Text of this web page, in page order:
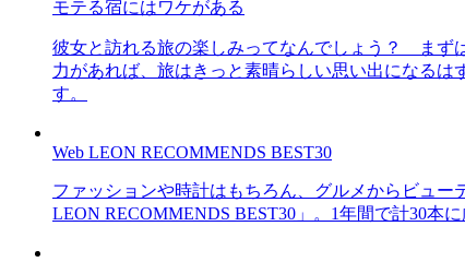
モテる宿にはワケがある
彼女と訪れる旅の楽しみってなんでしょう？ まず
力があれば、旅はきっと素晴らしい思い出になる
す。
Web LEON RECOMMENDS BEST30
ファッションや時計はもちろん、グルメからビュ
LEON RECOMMENDS BEST30」。1年間で計30本